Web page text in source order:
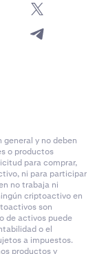
y no deben
o productos
para comprar,
ni para participar
no trabaja ni
criptoactivo en
son
de activos puede
o el
a impuestos.
productos y